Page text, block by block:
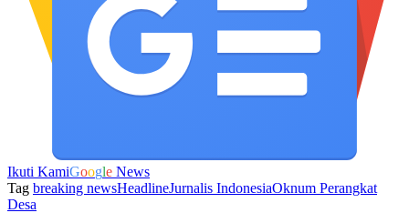
Ikuti KamiGoogle News
Tag breaking newsHeadlineJurnalis IndonesiaOknum Perangkat
Desa